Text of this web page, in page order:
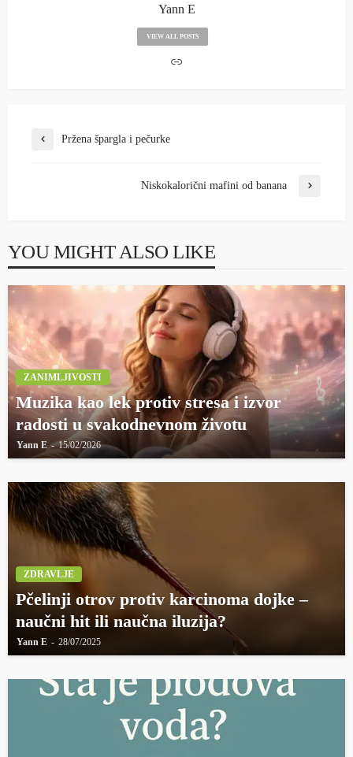
Yann E
VIEW ALL POSTS
Pržena špargla i pečurke
Niskokalorični mafini od banana
YOU MIGHT ALSO LIKE
ZANIMLJIVOSTI
Muzika kao lek protiv stresa i izvor
radosti u svakodnevnom životu
Yann E 15/02/2026
ZDRAVLJE
Pčelinji otrov protiv karcinoma dojke –
naučni hit ili naučna iluzija?
Yann E 28/07/2025